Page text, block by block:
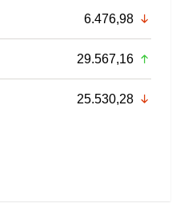
6.476,98
29.567,16
25.530,28